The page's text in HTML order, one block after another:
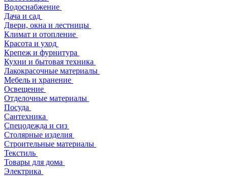
Водоснабжение
Дача и сад
Двери, окна и лестницы
Климат и отопление
Красота и уход
Крепеж и фурнитура
Кухни и бытовая техника
Лакокрасочные материалы
Мебель и хранение
Освещение
Отделочные материалы
Посуда
Сантехника
Спецодежда и сиз
Столярные изделия
Строительные материалы
Текстиль
Товары для дома
Электрика